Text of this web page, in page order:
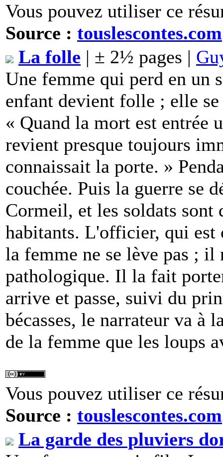
Vous pouvez utiliser ce
Source : touslescontes.com
La folle | ± 2½ pages |
Une femme qui perd en un
enfant devient folle ; elle
« Quand la mort est entrée
revient presque toujours
connaissait la porte. »
couchée. Puis la guerre se
Cormeil, et les soldats sont
habitants. L'officier, qui est
la femme ne se lève pas ; il
pathologique. Il la fait
arrive et passe, suivi du
bécasses, le narrateur va à
de la femme que les loups
Vous pouvez utiliser ce
Source : touslescontes.com
La garde des pluviers